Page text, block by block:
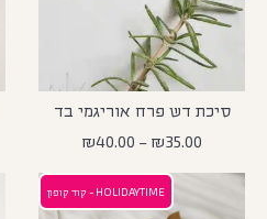
סיכת דש פרח אוריגמי בד
₪35.00
–
₪40.00
HOLIDAYTIME - קוד קופון